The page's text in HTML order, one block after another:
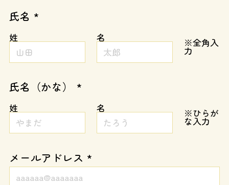
氏名 *
姓 名 ※全角入
力
氏名（かな） *
姓 名 ※ひらが
な入力
メールアドレス *